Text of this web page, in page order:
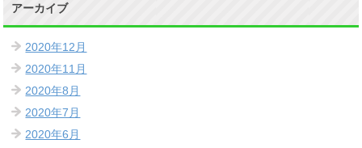
アーカイブ
2020年12月
2020年11月
2020年8月
2020年7月
2020年6月